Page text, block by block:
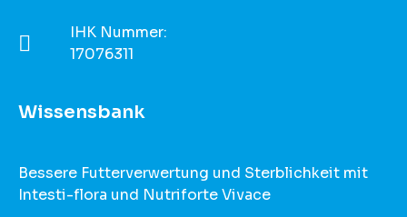
IHK Nummer:
17076311
Wissensbank
Bessere Futterverwertung und Sterblichkeit mit
Intesti-flora und Nutriforte Vivace